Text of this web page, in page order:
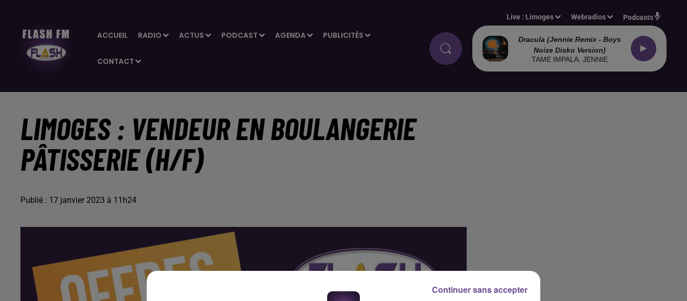
ACCUEIL RADIO ACTUS PODCAST AGENDA PUBLICITÉS
CONTACT
Live : Limoges Webradios Podcasts
Dracula (jennie Remix - Boys
Noize Disko Version)
TAME IMPALA, JENNIE
LIMOGES : VENDEUR EN BOULANGERIE
PÂTISSERIE (H/F)
Publié : 17 janvier 2023 à 11h24
Continuer sans accepter